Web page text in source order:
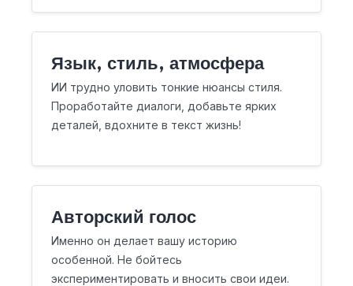
Язык, стиль, атмосфера
ИИ трудно уловить тонкие нюансы стиля.
Проработайте диалоги, добавьте ярких
деталей, вдохните в текст жизнь!
Авторский голос
Именно он делает вашу историю
особенной. Не бойтесь
экспериментировать и вносить свои идеи.